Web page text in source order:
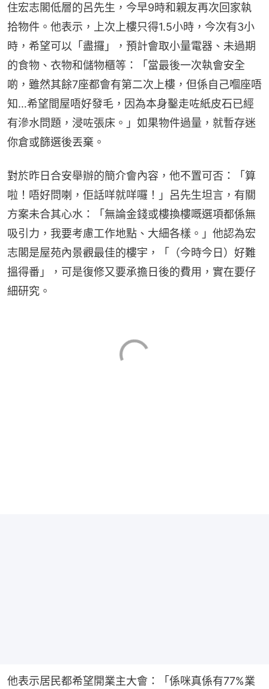
住宏志閣低層的呂先生，今早9時和親友再次回家執
拾物件。他表示，上次上樓只得1.5小時，今次有3小
時，希望可以「盡攞」，預計會取小量電器、未過期
的食物、衣物和儲物櫃等：「當最後一次執會安全
啲，雖然其餘7座都會有第二次上樓，但係自己嗰座唔
知…希望間屋唔好發毛，因為本身鑿走咗紙皮石已經
有滲水問題，浸咗張床。」如果物件過量，就暫存迷
你倉或篩選後丟棄。
對於昨日合安舉辦的簡介會內容，他不置可否：「算
啦！唔好問喇，佢話咩就咩囉！」呂先生坦言，有關
方案未合其心水：「無論金錢或樓換樓嘅選項都係無
吸引力，我要考慮工作地點、大細各樣。」他認為宏
志閣是屋苑內景觀最佳的樓宇，「（今時今日）好難
搵得番」，可是復修又要承擔日後的費用，實在要仔
細研究。
他表示居民都希望開業主大會：「係咪真係有77%業